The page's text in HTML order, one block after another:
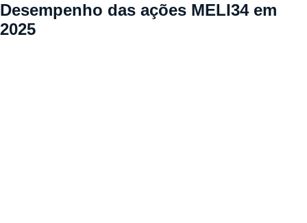
Desempenho das ações MELI34 em
2025